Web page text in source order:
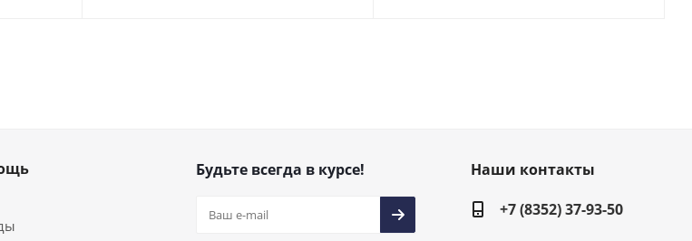
Будьте всегда в курсе!
Наши контакты
+7 (8352) 37-93-50